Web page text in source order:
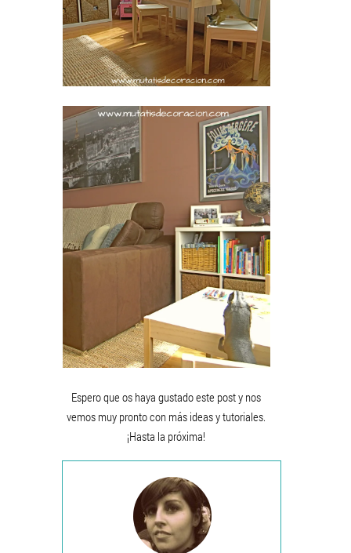
Espero que os haya gustado este post y nos
vemos muy pronto con más ideas y tutoriales.
¡Hasta la próxima!